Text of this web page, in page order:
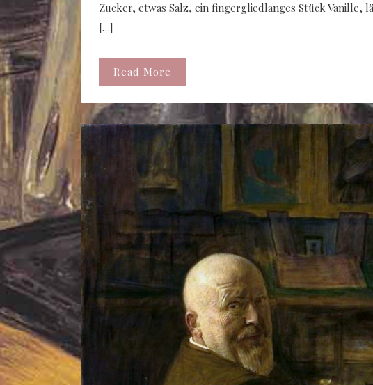
Zucker, etwas Salz, ein fingergliedlanges Stück Vanille,
[…]
Read More